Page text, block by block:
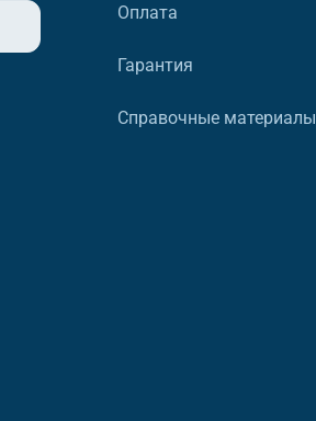
Оплата
Гарантия
Справочные материалы